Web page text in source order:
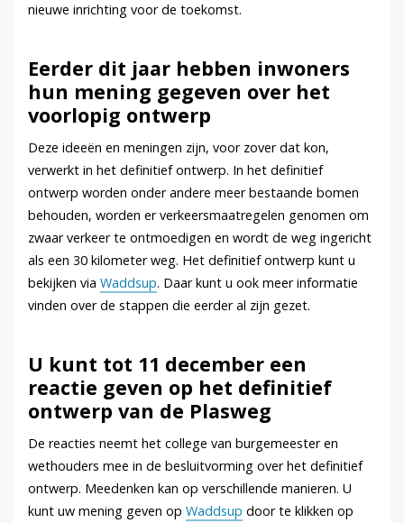
nieuwe inrichting voor de toekomst.
Eerder dit jaar hebben inwoners
hun mening gegeven over het
voorlopig ontwerp
Deze ideeën en meningen zijn, voor zover dat kon,
verwerkt in het definitief ontwerp. In het definitief
ontwerp worden onder andere meer bestaande bomen
behouden, worden er verkeersmaatregelen genomen om
zwaar verkeer te ontmoedigen en wordt de weg ingericht
als een 30 kilometer weg. Het definitief ontwerp kunt u
bekijken via Waddsup. Daar kunt u ook meer informatie
vinden over de stappen die eerder al zijn gezet.
U kunt tot 11 december een
reactie geven op het definitief
ontwerp van de Plasweg
De reacties neemt het college van burgemeester en
wethouders mee in de besluitvorming over het definitief
ontwerp. Meedenken kan op verschillende manieren. U
kunt uw mening geven op Waddsup door te klikken op